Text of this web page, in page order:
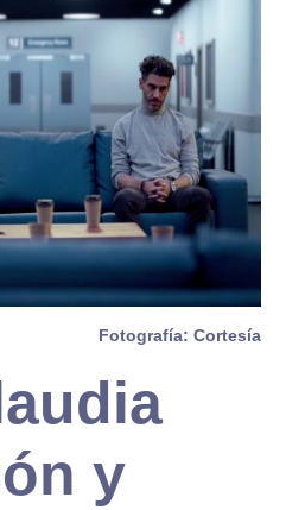
Fotografía: Cortesía
y